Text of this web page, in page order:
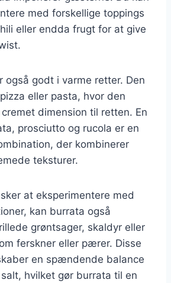
med forskellige toppings
eller endda frugt for at give
også godt i varme retter. Den
eller pasta, hvor den
dimension til retten. En
prosciutto og rucola er en
der kombinerer
teksturer.
at eksperimentere med
kan burrata også
grøntsager, skaldyr eller
ferskner eller pærer. Disse
en spændende balance
hvilket gør burrata til en